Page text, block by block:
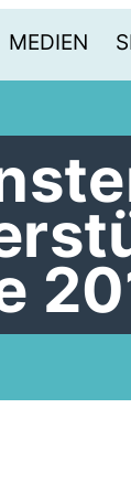
MEDIEN